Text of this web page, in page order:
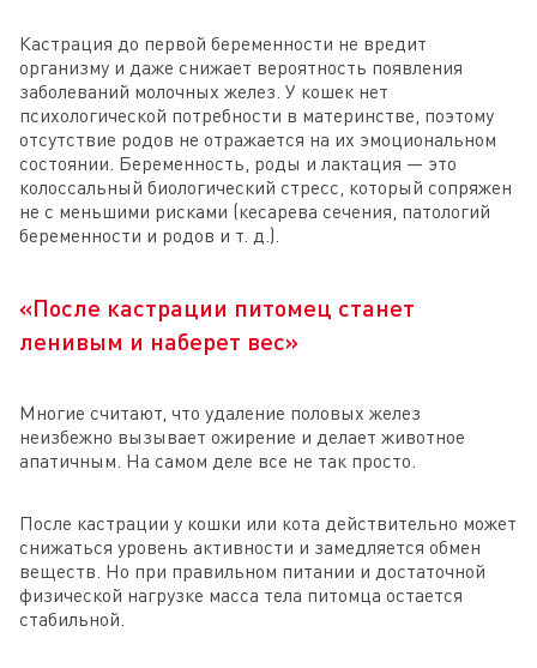
Кастрация до первой беременности не вредит
организму и даже снижает вероятность появления
заболеваний молочных желез. У кошек нет
психологической потребности в материнстве, поэтому
отсутствие родов не отражается на их эмоциональном
состоянии. Беременность, роды и лактация — это
колоссальный биологический стресс, который сопряжен
не с меньшими рисками (кесарева сечения, патологий
беременности и родов и т. д.).
«После кастрации питомец станет
ленивым и наберет вес»
Многие считают, что удаление половых желез
неизбежно вызывает ожирение и делает животное
апатичным. На самом деле все не так просто.
После кастрации у кошки или кота действительно может
снижаться уровень активности и замедляется обмен
веществ. Но при правильном питании и достаточной
физической нагрузке масса тела питомца остается
стабильной.